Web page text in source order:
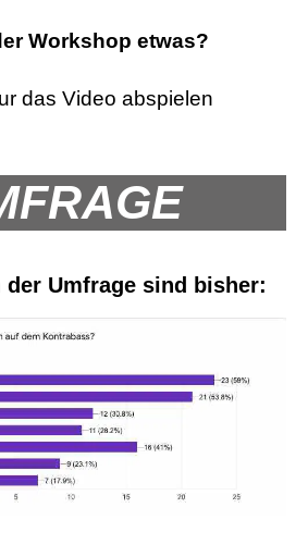
Workshop etwas?
das Video abspielen
der Umfrage sind bisher: